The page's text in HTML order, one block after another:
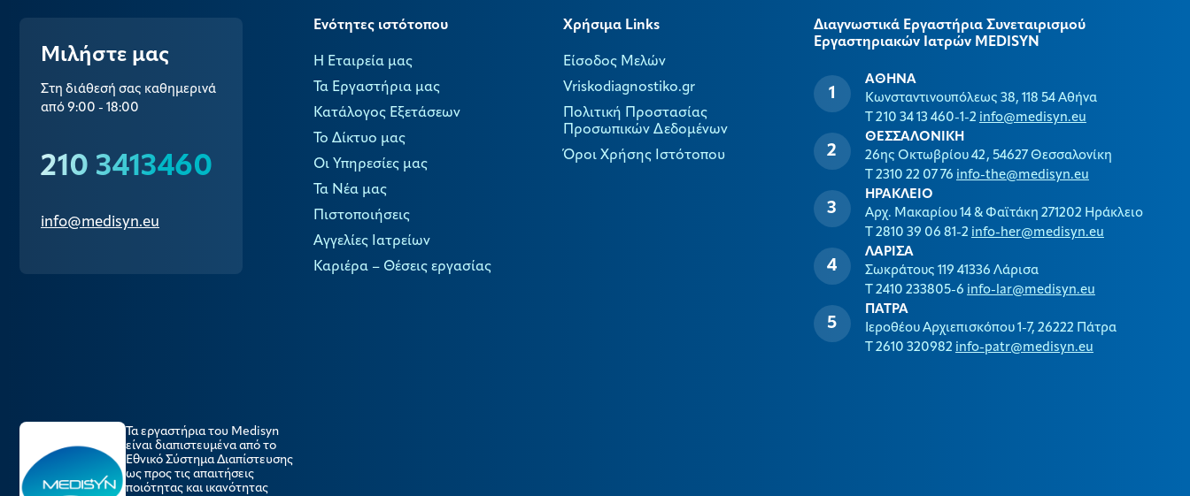
Μιλήστε μας
Στη διάθεσή σας καθημερινά
από 9:00 - 18:00
210 3413460
info@medisyn.eu
Ενότητες ιστότοπου
Η Εταιρεία μας
Τα Εργαστήρια μας
Κατάλογος Εξετάσεων
Το Δίκτυο μας
Οι Υπηρεσίες μας
Τα Νέα μας
Πιστοποιήσεις
Αγγελίες Ιατρείων
Καριέρα – Θέσεις εργασίας
Χρήσιμα Links
Είσοδος Μελών
Vriskodiagnostiko.gr
Πολιτική Προστασίας
Προσωπικών Δεδομένων
Όροι Χρήσης Ιστότοπου
Διαγνωστικά Εργαστήρια Συνεταιρισμού
Εργαστηριακών Ιατρών MEDISYΝ
ΑΘΗΝΑ
Κωνσταντινουπόλεως 38, 118 54 Αθήνα
T 210 34 13 460-1-2 info@medisyn.eu
ΘΕΣΣΑΛΟΝΙΚΗ
26ης Οκτωβρίου 42, 54627 Θεσσαλονίκη
T 2310 22 07 76 info-the@medisyn.eu
ΗΡΑΚΛΕΙΟ
Αρχ. Μακαρίου 14 & Φαϊτάκη 271202 Ηράκλειο
T 2810 39 06 81-2 info-her@medisyn.eu
ΛΑΡΙΣΑ
Σωκράτους 119 41336 Λάρισα
T 2410 233805-6 info-lar@medisyn.eu
ΠΑΤΡΑ
Ιεροθέου Αρχιεπισκόπου 1-7, 26222 Πάτρα
T 2610 320982 info-patr@medisyn.eu
Τα εργαστήρια του Medisyn
είναι διαπιστευμένα από το
Εθνικό Σύστημα Διαπίστευσης
ως προς τις απαιτήσεις
ποιότητας και ικανότητας